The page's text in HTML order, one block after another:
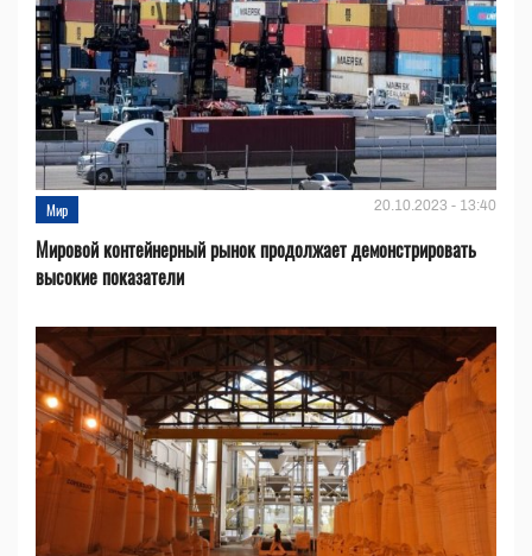
Мир 20.10.2023 - 13:40
Мировой контейнерный рынок продолжает демонстрировать
высокие показатели